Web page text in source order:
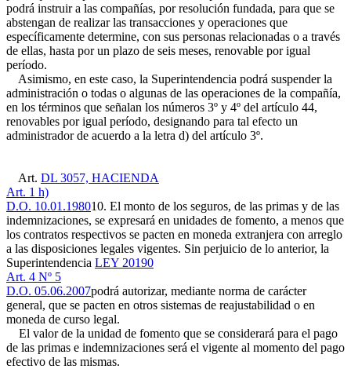
podrá instruir a las compañías, por resolución fundada, para que se
abstengan de realizar las transacciones y operaciones que
específicamente determine, con sus personas relacionadas o a través
de ellas, hasta por un plazo de seis meses, renovable por igual
período.
Asimismo, en este caso, la Superintendencia podrá suspender la
administración o todas o algunas de las operaciones de la compañía,
en los términos que señalan los números 3º y 4º del artículo 44,
renovables por igual período, designando para tal efecto un
administrador de acuerdo a la letra d) del artículo 3º.
Art. DL 3057, HACIENDA
Art. 1 h)
D.O. 10.01.198010. El monto de los seguros, de las primas y de las
indemnizaciones, se expresará en unidades de fomento, a menos que
los contratos respectivos se pacten en moneda extranjera con arreglo
a las disposiciones legales vigentes. Sin perjuicio de lo anterior, la
Superintendencia LEY 20190
Art. 4 Nº 5
D.O. 05.06.2007podrá autorizar, mediante norma de carácter
general, que se pacten en otros sistemas de reajustabilidad o en
moneda de curso legal.
El valor de la unidad de fomento que se considerará para el pago
de las primas e indemnizaciones será el vigente al momento del pago
efectivo de las mismas.